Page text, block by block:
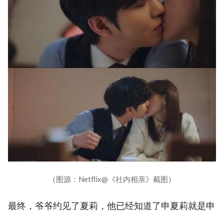
（图源：Netflix@《社内相亲》截图）
最终，爷爷约见了夏莉，他已经知道了申夏莉就是申